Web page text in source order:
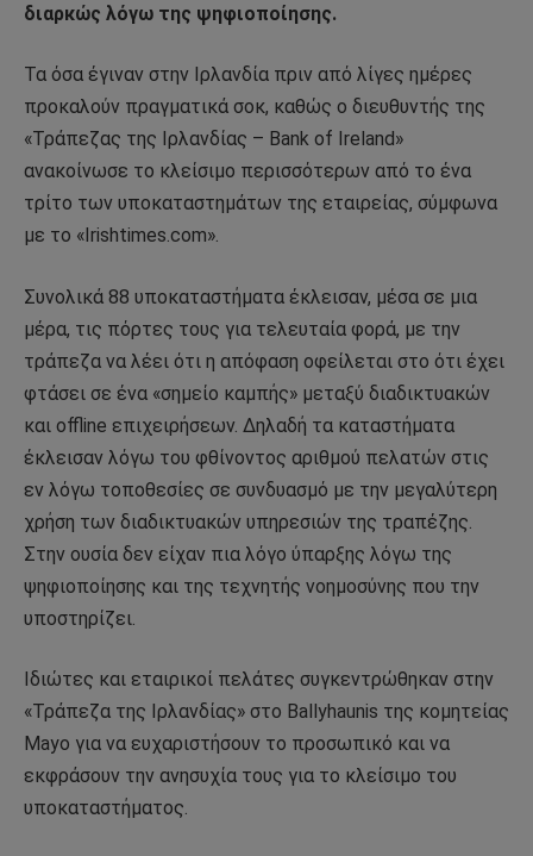
διαρκώς λόγω της ψηφιοποίησης.
Τα όσα έγιναν στην Ιρλανδία πριν από λίγες ημέρες
προκαλούν πραγματικά σοκ, καθώς ο διευθυντής της
«Τράπεζας της Ιρλανδίας – Bank of Ireland»
ανακοίνωσε το κλείσιμο περισσότερων από το ένα
τρίτο των υποκαταστημάτων της εταιρείας, σύμφωνα
με το «Irishtimes.com».
Συνολικά 88 υποκαταστήματα έκλεισαν, μέσα σε μια
μέρα, τις πόρτες τους για τελευταία φορά, με την
τράπεζα να λέει ότι η απόφαση οφείλεται στο ότι έχει
φτάσει σε ένα «σημείο καμπής» μεταξύ διαδικτυακών
και offline επιχειρήσεων. Δηλαδή τα καταστήματα
έκλεισαν λόγω του φθίνοντος αριθμού πελατών στις
εν λόγω τοποθεσίες σε συνδυασμό με την μεγαλύτερη
χρήση των διαδικτυακών υπηρεσιών της τραπέζης.
Στην ουσία δεν είχαν πια λόγο ύπαρξης λόγω της
ψηφιοποίησης και της τεχνητής νοημοσύνης που την
υποστηρίζει.
Ιδιώτες και εταιρικοί πελάτες συγκεντρώθηκαν στην
«Τράπεζα της Ιρλανδίας» στο Ballyhaunis της κομητείας
Μayo για να ευχαριστήσουν το προσωπικό και να
εκφράσουν την ανησυχία τους για το κλείσιμο του
υποκαταστήματος.